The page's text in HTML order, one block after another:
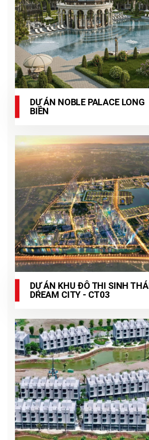
DỰ ÁN NOBLE PALACE LONG
BIÊN
DỰ ÁN KHU ĐÔ THI SINH
DREAM CITY - CT03